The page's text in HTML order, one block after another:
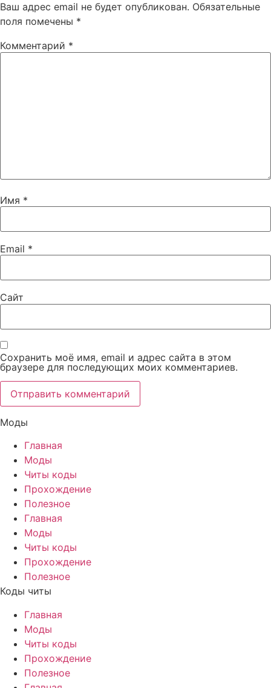
Ваш адрес email не будет опубликован. Обязательные
поля помечены *
Комментарий *
Имя *
Email *
Сайт
Сохранить моё имя, email и адрес сайта в этом
браузере для последующих моих комментариев.
Моды
Главная
Моды
Читы коды
Прохождение
Полезное
Главная
Моды
Читы коды
Прохождение
Полезное
Коды читы
Главная
Моды
Читы коды
Прохождение
Полезное